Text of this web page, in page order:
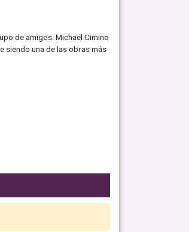
de amigos. Michael Cimino
siendo una de las obras más